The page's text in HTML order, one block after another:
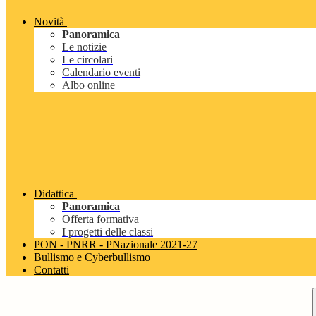
Novità
Panoramica
Le notizie
Le circolari
Calendario eventi
Albo online
Didattica
Panoramica
Offerta formativa
I progetti delle classi
PON - PNRR - PNazionale 2021-27
Bullismo e Cyberbullismo
Contatti